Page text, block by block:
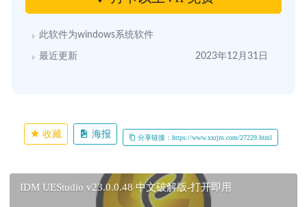
此软件为windows系统软件
最近更新 2023年12月31日
收藏 海报 分享链接：https://www.xxrjm.com/27229.html
IDM UEStudio v23.0.0.48 中文破解版-打开即用